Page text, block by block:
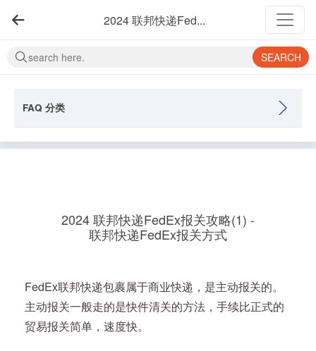
2024 联邦快递Fed...
SEARCH
FAQ 分类
2024 联邦快递FedEx报关攻略(1) -
联邦快递FedEx报关方式
FedEx联邦快递包裹属于商业快递，是主动报关的。
主动报关一般走的是快件清关的方法，手续比正式的
贸易报关简单，速度快。